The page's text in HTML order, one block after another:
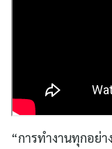
“การทำงานทุกอย่